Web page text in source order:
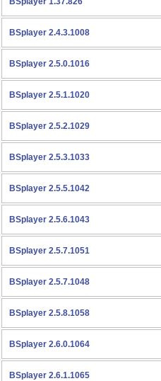
BSplayer 2.4.3.1008
BSplayer 2.5.0.1016
BSplayer 2.5.1.1020
BSplayer 2.5.2.1029
BSplayer 2.5.3.1033
BSplayer 2.5.5.1042
BSplayer 2.5.6.1043
BSplayer 2.5.7.1051
BSplayer 2.5.7.1048
BSplayer 2.5.8.1058
BSplayer 2.6.0.1064
BSplayer 2.6.1.1065